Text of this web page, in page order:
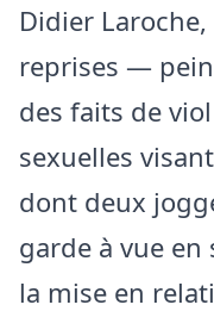
Didier
reprises —
des faits de
sexuelles
dont deux
garde à vue
la mise en